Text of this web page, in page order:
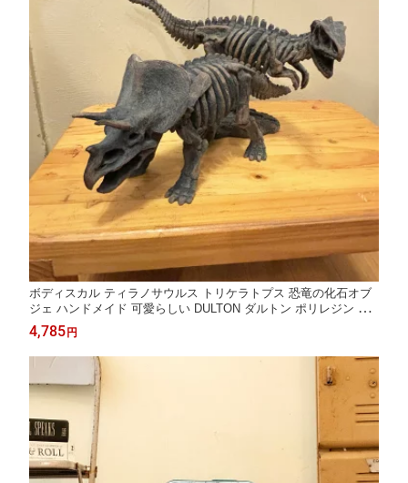
ボディスカル ティラノサウルス トリケラトプス 恐竜の化石オブ
ジェ ハンドメイド 可愛らしい DULTON ダルトン ポリレジン プ
レゼント IN015875 IN015882
4,785 円